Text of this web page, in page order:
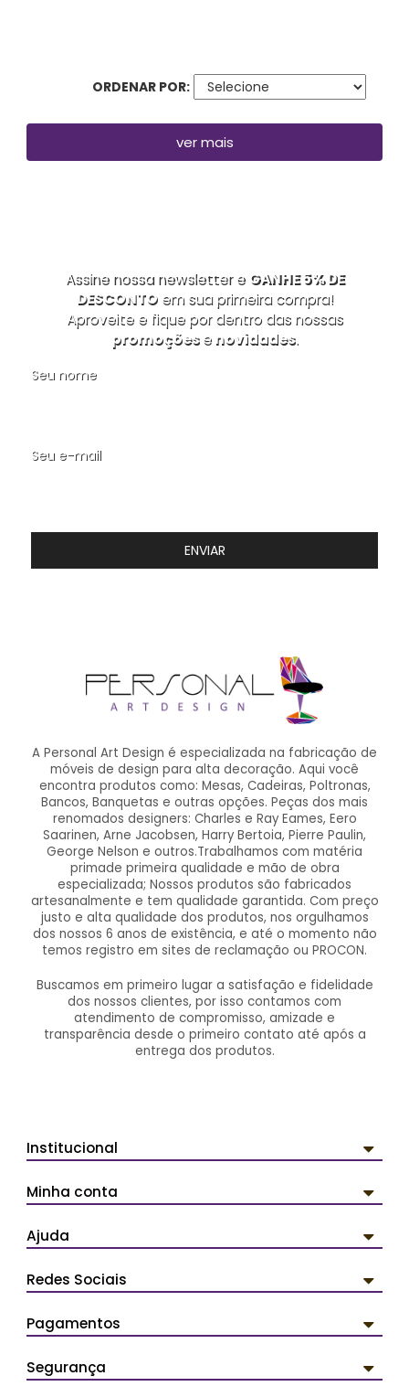
ORDENAR POR:
ver mais
Assine nossa newsletter e GANHE 5% DE
DESCONTOem sua primeira compra!
Aproveite e fique por dentro das nossas
promoçõesenovidades.
Seu nome
Seu e-mail
ENVIAR
A Personal Art Design é especializada na fabricação de
móveis de design para alta decoração. Aqui você
encontra produtos como: Mesas, Cadeiras, Poltronas,
Bancos, Banquetas e outras opções. Peças dos mais
renomados designers: Charles e Ray Eames, Eero
Saarinen, Arne Jacobsen, Harry Bertoia, Pierre Paulin,
George Nelson e outros.Trabalhamos com matéria
primade primeira qualidade e mão de obra
especializada; Nossos produtos são fabricados
artesanalmente e tem qualidade garantida. Com preço
justo e alta qualidade dos produtos, nos orgulhamos
dos nossos 6 anos de existência, e até o momento não
temos registro em sites de reclamação ou PROCON.
Buscamos em primeiro lugar a satisfação e fidelidade
dos nossos clientes, por isso contamos com
atendimento de compromisso, amizade e
transparência desde o primeiro contato até após a
entrega dos produtos.
Institucional
Minha conta
Ajuda
Redes Sociais
Pagamentos
Segurança